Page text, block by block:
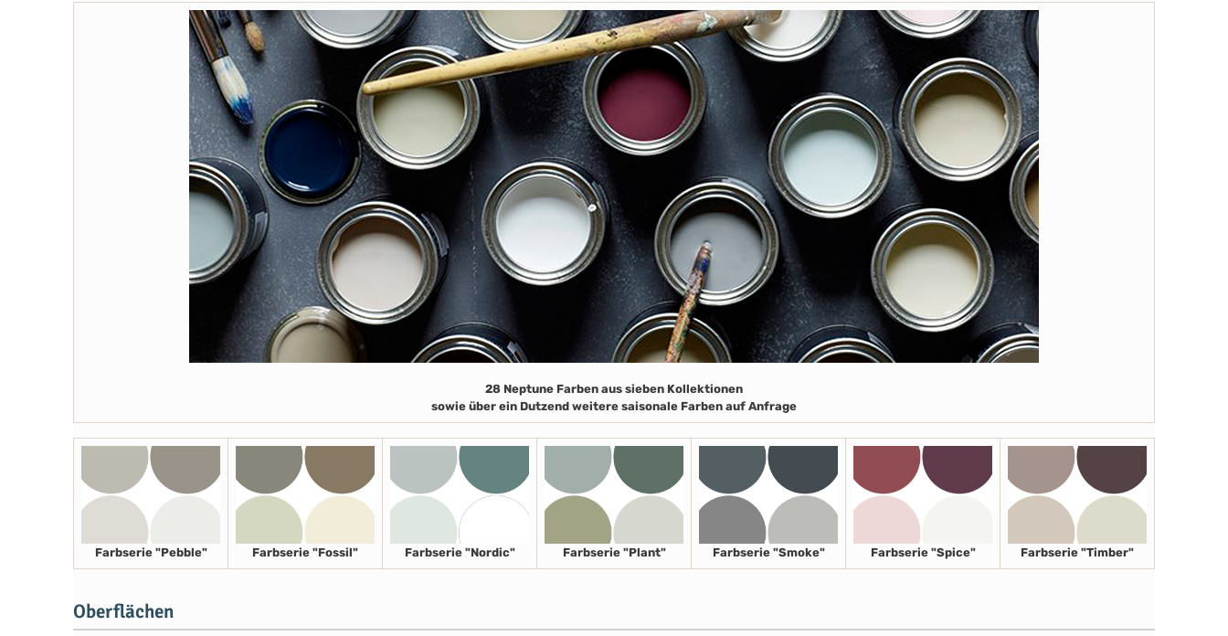
28 Neptune Farben aus sieben Kollektionen
sowie über ein Dutzend weitere saisonale Farben auf Anfrage
Farbserie "Pebble" Farbserie "Fossil" Farbserie "Nordic" Farbserie "Plant" Farbserie "Smoke" Farbserie "Spice" Farbserie "Timber"
Oberflächen